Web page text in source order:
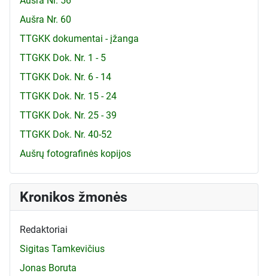
Aušra Nr. 60
TTGKK dokumentai - įžanga
TTGKK Dok. Nr. 1 - 5
TTGKK Dok. Nr. 6 - 14
TTGKK Dok. Nr. 15 - 24
TTGKK Dok. Nr. 25 - 39
TTGKK Dok. Nr. 40-52
Aušrų fotografinės kopijos
Kronikos žmonės
Redaktoriai
Sigitas Tamkevičius
Jonas Boruta